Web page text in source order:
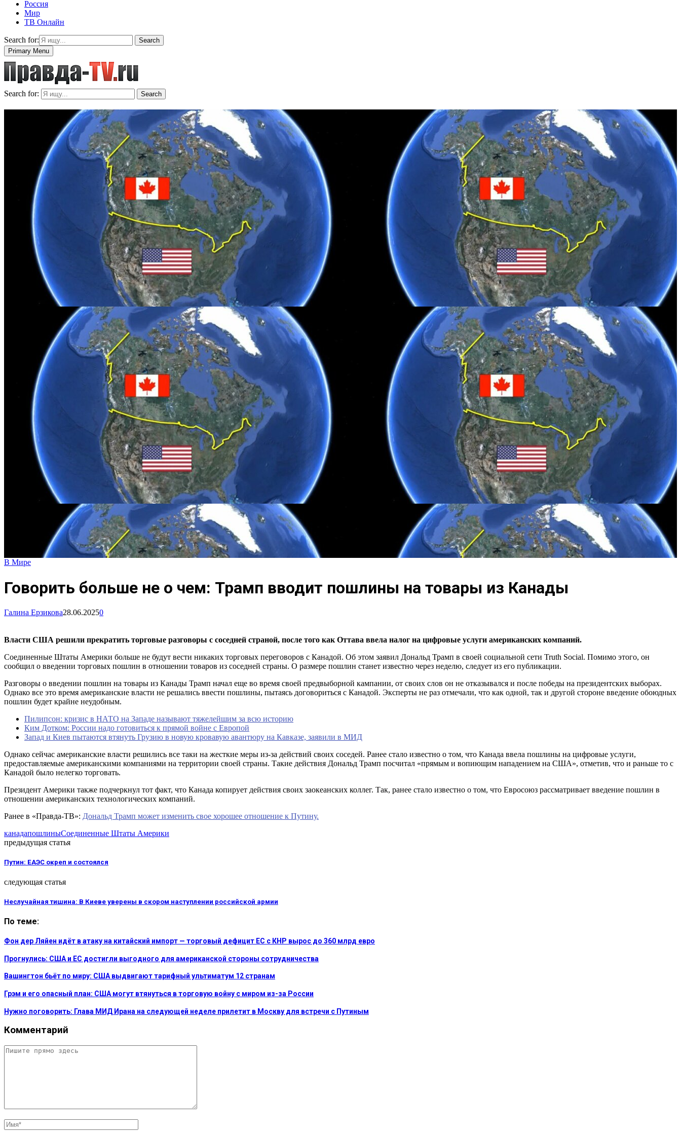
Россия
Мир
ТВ Онлайн
Search for:
Search
Primary Menu
Search for: Search
В Мире
Говорить больше не о чем: Трамп вводит пошлины на товары из Канады
Галина Ерзикова28.06.20250
Власти США решили прекратить торговые разговоры с соседней страной, после того как Оттава ввела налог на цифровые услуги американских компаний.
Соединенные Штаты Америки больше не будут вести никаких торговых переговоров с Канадой. Об этом заявил Дональд Трамп в своей социальной сети Truth Social. Помимо этого, он
сообщил о введении торговых пошлин в отношении товаров из соседней страны. О размере пошлин станет известно через неделю, следует из его публикации.
Разговоры о введении пошлин на товары из Канады Трамп начал еще во время своей предвыборной кампании, от своих слов он не отказывался и после победы на президентских выборах.
Однако все это время американские власти не решались ввести пошлины, пытаясь договориться с Канадой. Эксперты не раз отмечали, что как одной, так и другой стороне введение обоюдных
пошлин будет крайне неудобным.
Пилипсон: кризис в НАТО на Западе называют тяжелейшим за всю историю
Ким Дотком: России надо готовиться к прямой войне с Европой
Запад и Киев пытаются втянуть Грузию в новую кровавую авантюру на Кавказе, заявили в МИД
Однако сейчас американские власти решились все таки на жесткие меры из-за действий своих соседей. Ранее стало известно о том, что Канада ввела пошлины на цифровые услуги,
предоставляемые американскими компаниями на территории своей страны. Такие действия Дональд Трамп посчитал «прямым и вопиющим нападением на США», отметив, что и раньше то с
Канадой было нелегко торговать.
Президент Америки также подчеркнул тот факт, что Канада копирует действия своих заокеанских коллег. Так, ранее стало известно о том, что Евросоюз рассматривает введение пошлин в
отношении американских технологических компаний.
Ранее в «Правда-ТВ»: Дональд Трамп может изменить свое хорошее отношение к Путину.
канадапошлиныСоединенные Штаты Америки
предыдущая статья
Путин: ЕАЭС окреп и состоялся
следующая статья
Неслучайная тишина: В Киеве уверены в скором наступлении российской армии
По теме:
Фон дер Ляйен идёт в атаку на китайский импорт — торговый дефицит ЕС с КНР вырос до 360 млрд евро
Прогнулись: США и ЕС достигли выгодного для американской стороны сотрудничества
Вашингтон бьёт по миру: США выдвигают тарифный ультиматум 12 странам
Грэм и его опасный план: США могут втянуться в торговую войну с миром из-за России
Нужно поговорить: Глава МИД Ирана на следующей неделе прилетит в Москву для встречи с Путиным
Комментарий